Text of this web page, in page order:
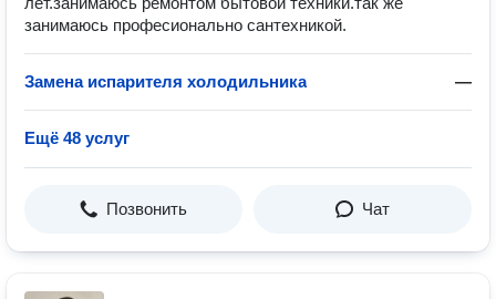
занимаюсь професионально сантехникой.
Замена испарителя холодильника —
Ещё 48 услуг
Позвонить Чат